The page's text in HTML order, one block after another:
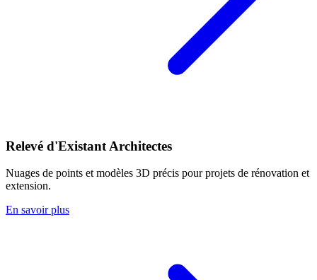
Relevé d'Existant Architectes
Nuages de points et modèles 3D précis pour projets de rénovation et
extension.
En savoir plus